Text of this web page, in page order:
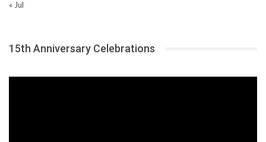
« Jul
15th Anniversary Celebrations